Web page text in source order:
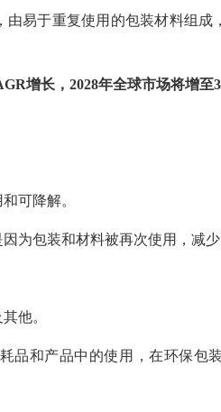
易于重复使用的包装材料组成
增长，2028年全球市场将增至
可降解。
为包装和材料被再次使用，减少
他。
品和产品中的使用，在环保包